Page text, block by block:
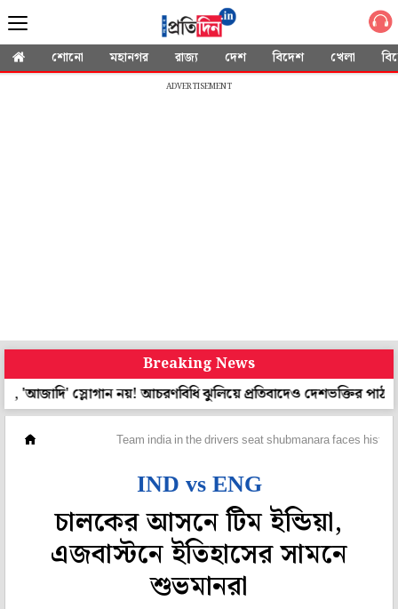
শোনো মহানগর রাজ্য দেশ বিদেশ খেলা
ADVERTISEMENT
Breaking News
নয়! আচরণবিধি ঝুলিয়ে প্রতিবাদেও দেশভক্তির পাঠ রাঁচির
Team india in the drivers seat shubmanara faces
IND vs ENG
চালকের আসনে টিম ইন্ডিয়া,
এজবাস্টনে ইতিহাসের সামনে
শুভমানরা